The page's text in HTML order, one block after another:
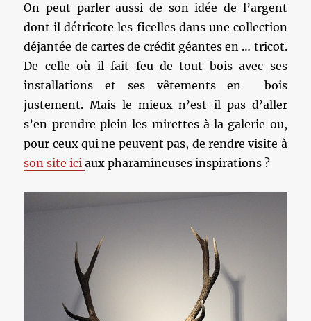
On peut parler aussi de son idée de l’argent
dont il détricote les ficelles dans une collection
déjantée de cartes de crédit géantes en … tricot.
De celle où il fait feu de tout bois avec ses
installations et ses vêtements en bois
justement. Mais le mieux n’est-il pas d’aller
s’en prendre plein les mirettes à la galerie ou,
pour ceux qui ne peuvent pas, de rendre visite à
son site iciaux pharamineuses inspirations ?